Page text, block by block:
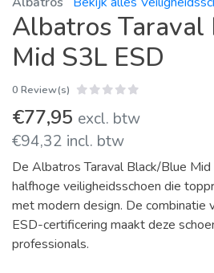
Albatros Taraval
Mid S3L ESD
0 Review(s)
€77,95 excl. btw
€94,32 incl. btw
De Albatros Taraval Black/Blue
halfhoge veiligheidsschoen die
met modern design. De combinatie
ESD-certificering maakt deze
professionals.